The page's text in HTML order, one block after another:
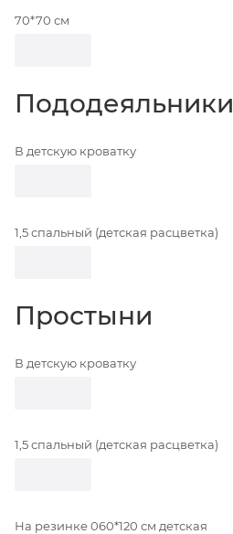
70*70 см
Пододеяльники
В детскую кроватку
1,5 спальный (детская расцветка)
Простыни
В детскую кроватку
1,5 спальный (детская расцветка)
На резинке 060*120 см детская